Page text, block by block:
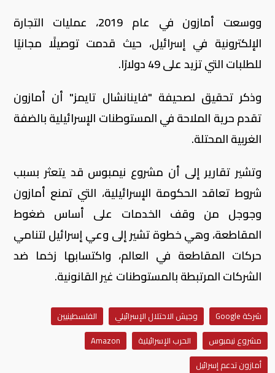
ووسعت أمازون في عام 2019، عمليات التجارة
الإلكترونية في إسرائيل، حيث قدمت توصيلًا مجانيًا
للطلبات التي تزيد على 49 دولارًا.
وذكر تحقيق لصحيفة "فاينانشال تايمز" أن أمازون
تقدم حرية الملاحة في المستوطنات الإسرائيلية بالضفة
الغربية المحتلة.
وتشير تقارير إلى أن مشروع نيمبوس قد يتعثر بسبب
شروط تعاقد الحكومة الإسرائيلية، التي تمنع أمازون
وجوجل من وقف الخدمات على أساس ضغوط
المقاطعة، وهي خطوة تشير إلى وعي إسرائيل لتنامي
حركات المقاطعة في العالم، واكتسابها زخما ضد
الشركات المرتبطة بالمستوطنات غير القانونية.
شركة Google وجيش الاحتلال الإسرائيلي
الفلسطينيين
مشروع نيمبوس
الحرب الإسرائيلية
Amazon
أمازون تدعم إسرائيل